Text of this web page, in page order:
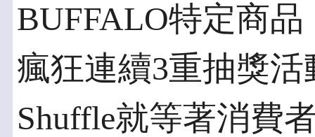
BUFFALO特定商品
瘋狂連續3重抽獎活
Shuffle就等著消費